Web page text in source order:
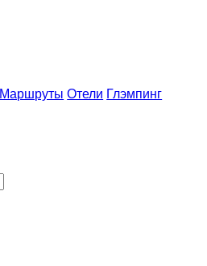
Маршруты Отели Глэмпинг